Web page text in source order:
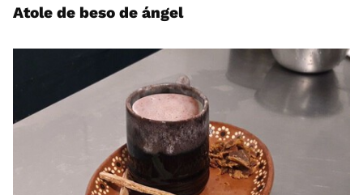
Atole de beso de ángel